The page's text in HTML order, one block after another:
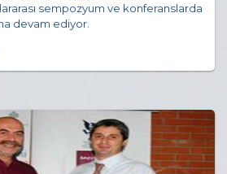
sempozyum ve konferanslarda
devam ediyor.